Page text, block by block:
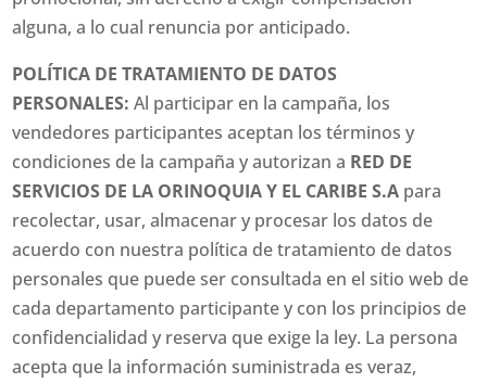
alguna, a lo cual renuncia por anticipado.
POLÍTICA DE TRATAMIENTO DE DATOS
PERSONALES: Al participar en la campaña, los
vendedores participantes aceptan los términos y
condiciones de la campaña y autorizan a RED DE
SERVICIOS DE LA ORINOQUIA Y EL CARIBE S.A para
recolectar, usar, almacenar y procesar los datos de
acuerdo con nuestra política de tratamiento de datos
personales que puede ser consultada en el sitio web de
cada departamento participante y con los principios de
confidencialidad y reserva que exige la ley. La persona
acepta que la información suministrada es veraz,